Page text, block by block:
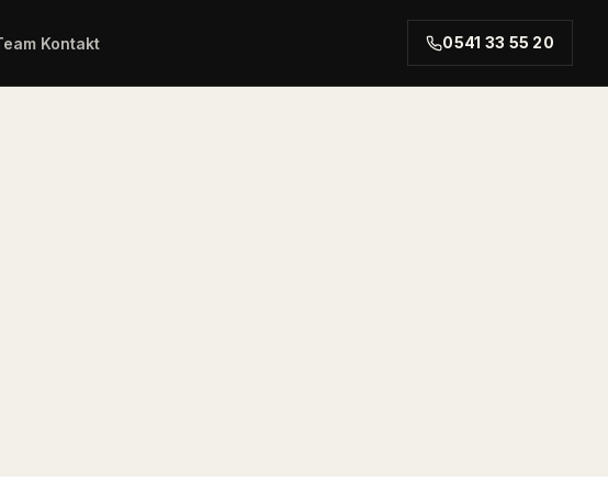
Kontakt 0541 33 55 20